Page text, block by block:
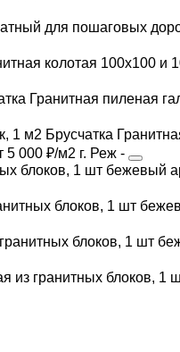
для пошаговых
колотая 100х100
Гранитная пиленая
Брусчатка
5 000 ₽/м2 г. Реж -
блоков, 1 шт бежевый
блоков, 1 шт
блоков, 1 шт
из гранитных блоков, 1